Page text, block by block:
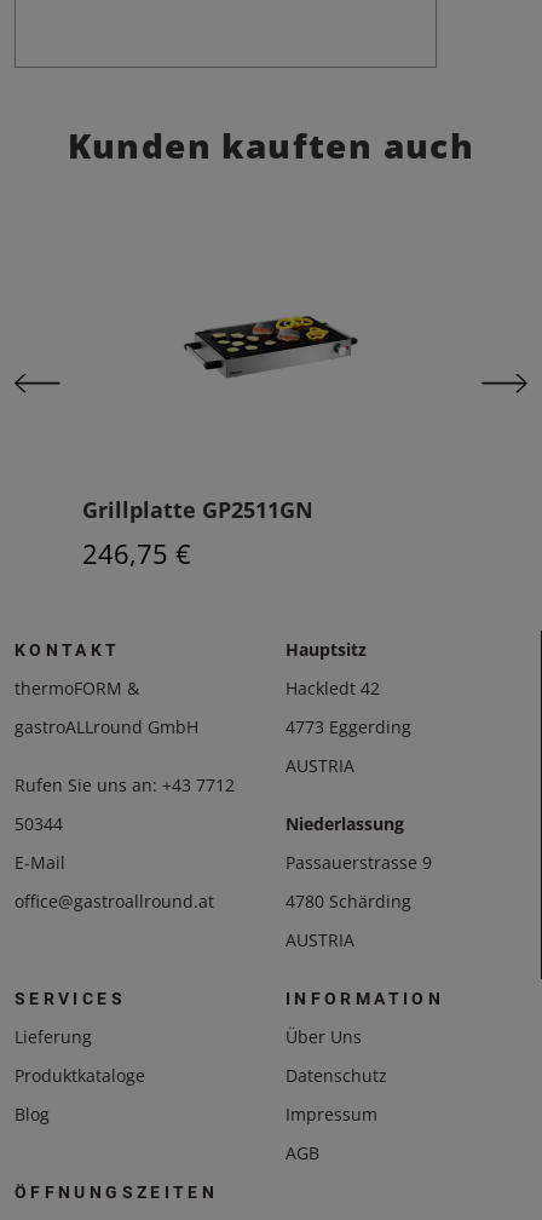
Kunden kauften auch
Grillplatte GP2511GN
246,75 €
KONTAKT
thermoFORM &
gastroALLround GmbH
Rufen Sie uns an: +43 7712
50344
E-Mail
office@gastroallround.at
Hauptsitz
Hackledt 42
4773 Eggerding
AUSTRIA
Niederlassung
Passauerstrasse 9
4780 Schärding
AUSTRIA
SERVICES
Lieferung
Produktkataloge
Blog
INFORMATION
Über Uns
Datenschutz
Impressum
AGB
ÖFFNUNGSZEITEN